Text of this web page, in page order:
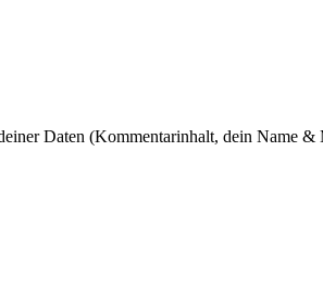
Daten (Kommentarinhalt, dein Name &